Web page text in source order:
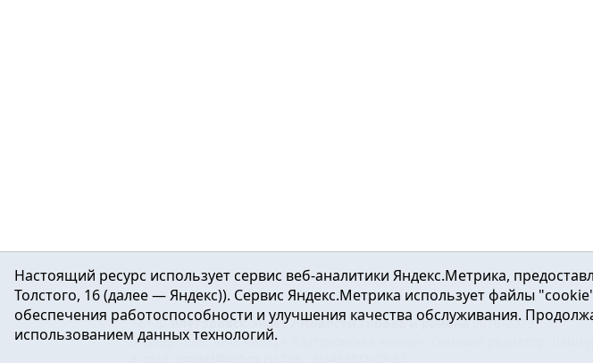
16+ ©Ялуторовск знает / Новости города и района2016-2023
Учредитель: АНО «ИИЦ « Ялуторовская жизнь». Главный редактор:
Настоящий ресурс использует сервис веб-аналитики Яндекс.Метрика,
Толстого, 16 (далее — Яндекс)). Сервис Яндекс.Метрика использует файлы
обеспечения работоспособности и улучшения качества обслуживания.
использованием данных технологий.